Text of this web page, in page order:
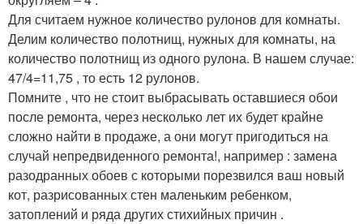
Для считаем нужное количество рулонов для комнаты.
Делим количество полотнищ, нужных для комнаты, на
количество полотнищ из одного рулона. В нашем случае:
47/4=11,75 , то есть 12 рулонов.
Помните , что не стоит выбрасывать оставшиеся обои
после ремонта, через несколько лет их будет крайне
сложно найти в продаже, а они могут пригодиться на
случай непредвиденного ремонта!, например : замена
разодранных обоев с которыми порезвился ваш новый
кот, разрисованных стен маленьким ребенком,
затоплений и ряда других стихийных причин .